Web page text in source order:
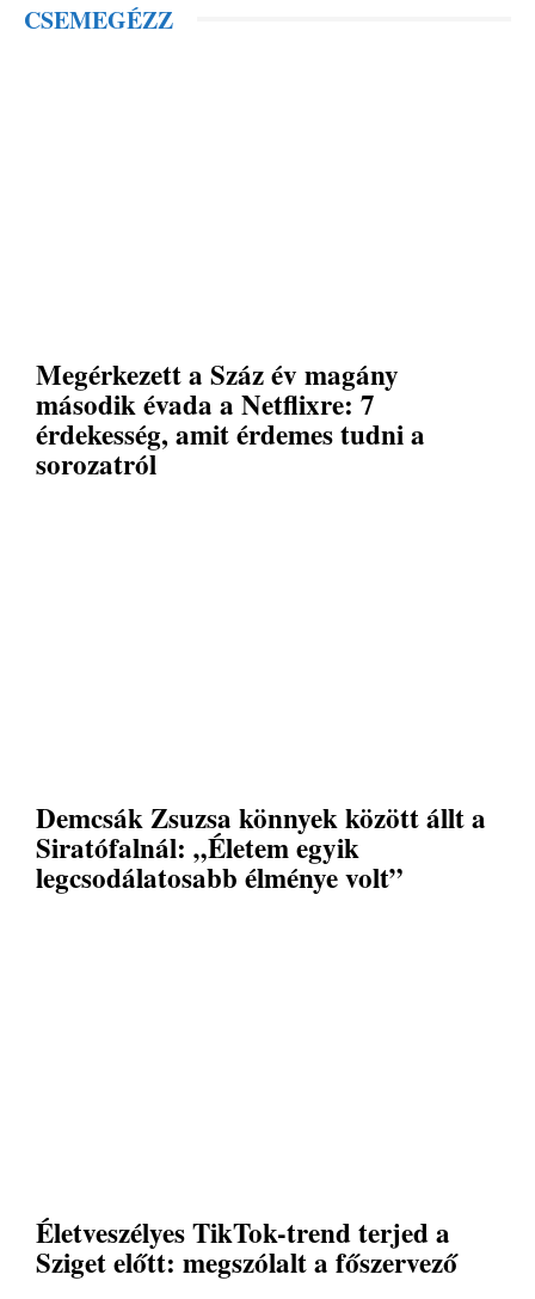
CSEMEGÉZZ
Megérkezett a Száz év magány
második évada a Netflixre: 7
érdekesség, amit érdemes tudni a
sorozatról
Demcsák Zsuzsa könnyek között állt a
Siratófalnál: „Életem egyik
legcsodálatosabb élménye volt”
Életveszélyes TikTok-trend terjed a
Sziget előtt: megszólalt a főszervező